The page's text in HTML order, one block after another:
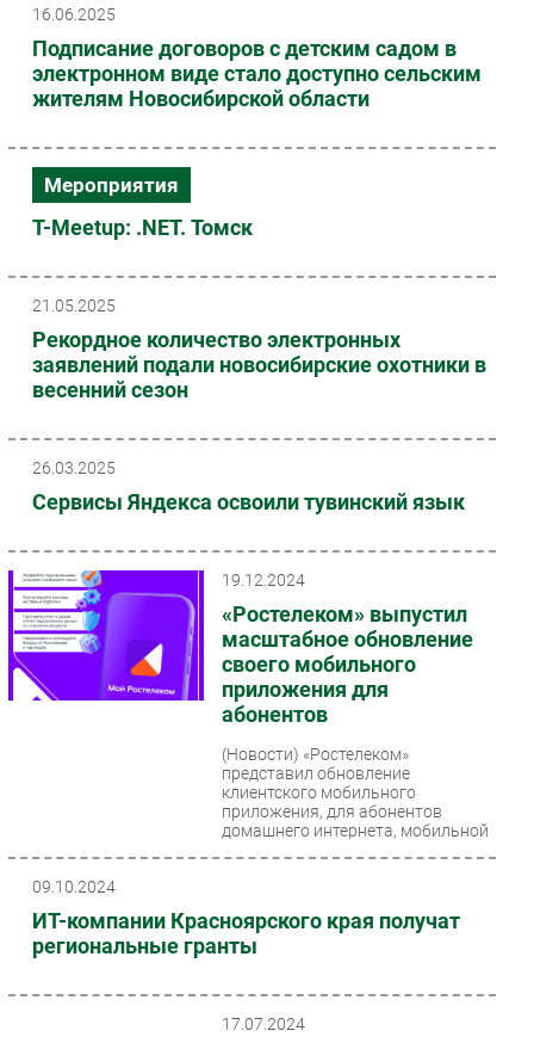
16.06.2025
Подписание договоров с детским садом в
электронном виде стало доступно сельским
жителям Новосибирской области
Мероприятия
T-Meetup: .NET. Томск
21.05.2025
Рекордное количество электронных
заявлений подали новосибирские охотники в
весенний сезон
26.03.2025
Сервисы Яндекса освоили тувинский язык
19.12.2024
«Ростелеком» выпустил
масштабное обновление
своего мобильного
приложения для
абонентов
(Новости) «Ростелеком»
представил обновление
клиентского мобильного
приложения, для абонентов
домашнего интернета, мобильной
09.10.2024
ИТ-компании Красноярского края получат
региональные гранты
17.07.2024